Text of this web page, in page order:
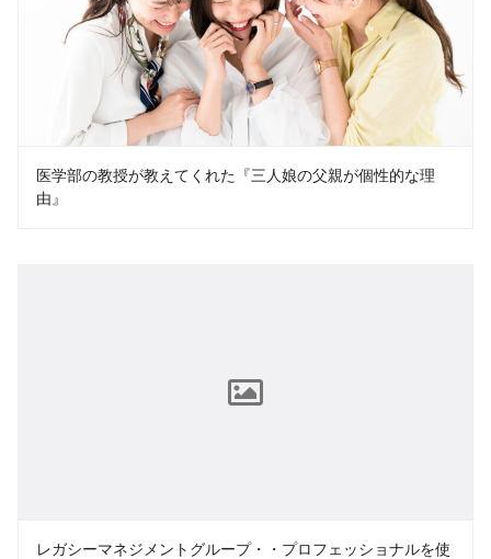
医学部の教授が教えてくれた『三人娘の父親が個性的な理
由』
レガシーマネジメントグループ・・プロフェッショナルを使